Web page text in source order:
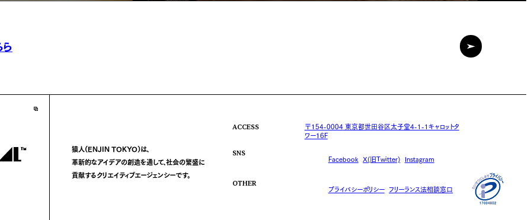
猿人(ENJIN TOKYO)は、
革新的なアイデアの創造を通して、社会の繁盛に
貢献するクリエイティブエージェンシーです。
ACCESS 〒154-0004東京都世田谷区太子堂4-1-1キャロットタ
ワー16F
SNS
Facebook X(旧Twitter) Instagram
OTHER
プライバシーポリシー フリーランス法相談窓口